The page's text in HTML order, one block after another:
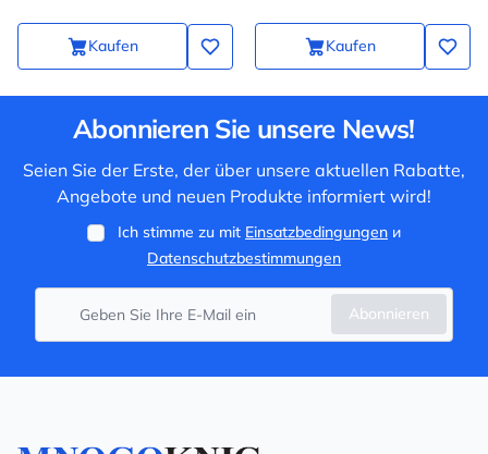
Kaufen Kaufen
Abonnieren Sie unsere News!
Seien Sie der Erste, der über unsere aktuellen Rabatte,
Angebote und neuen Produkte informiert wird!
Ich stimme zu mit Einsatzbedingungen и
Datenschutzbestimmungen
Abonnieren